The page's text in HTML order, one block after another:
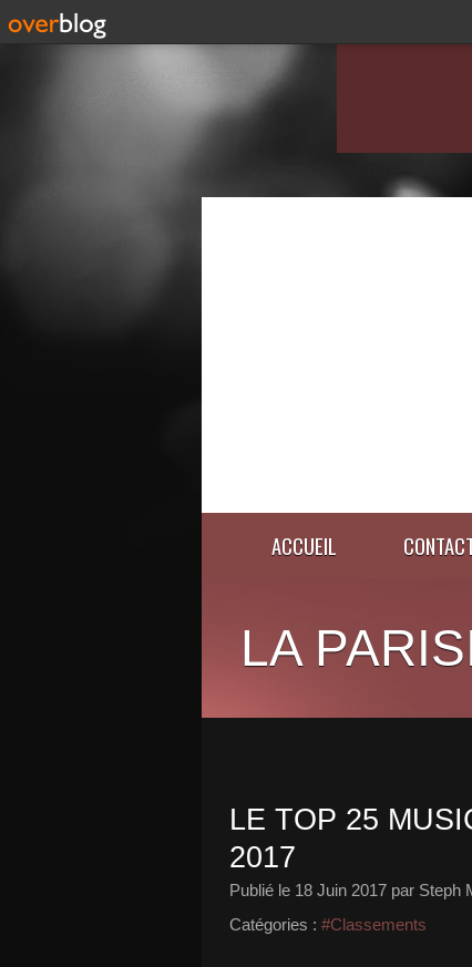
ACCUEIL
LA
LE TOP 25
2017
Publié le 18 Juin 2017 par Steph
Catégories : #Classements